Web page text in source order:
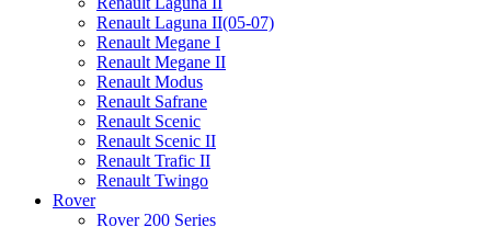
Renault Laguna II(05-07)
Renault Megane I
Renault Megane II
Renault Modus
Renault Safrane
Renault Scenic
Renault Scenic II
Renault Trafic II
Renault Twingo
Rover
Rover 200 Series